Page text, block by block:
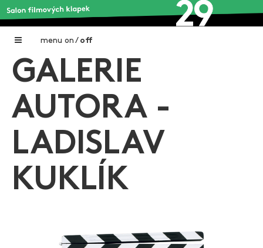
menu on / off
Home
Galerie filmových klapek
Autoři filmových klapek
O projektu
Aktuality
GALERIE
AUTORA -
LADISLAV
KUKLÍK